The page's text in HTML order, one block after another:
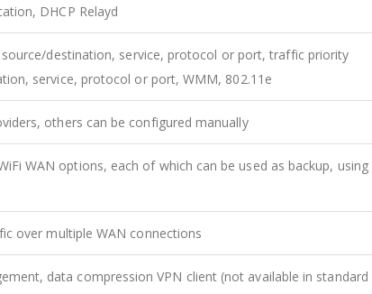
DHCP Relayd
destination, service, protocol or port, traffic priority
service, protocol or port, WMM, 802.11e
others can be configured manually
WAN options, each of which can be used as backup, using
over multiple WAN connections
data compression VPN client (not available in standard